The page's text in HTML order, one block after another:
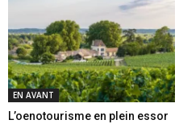
EN AVANT
L’oenotourisme en plein essor